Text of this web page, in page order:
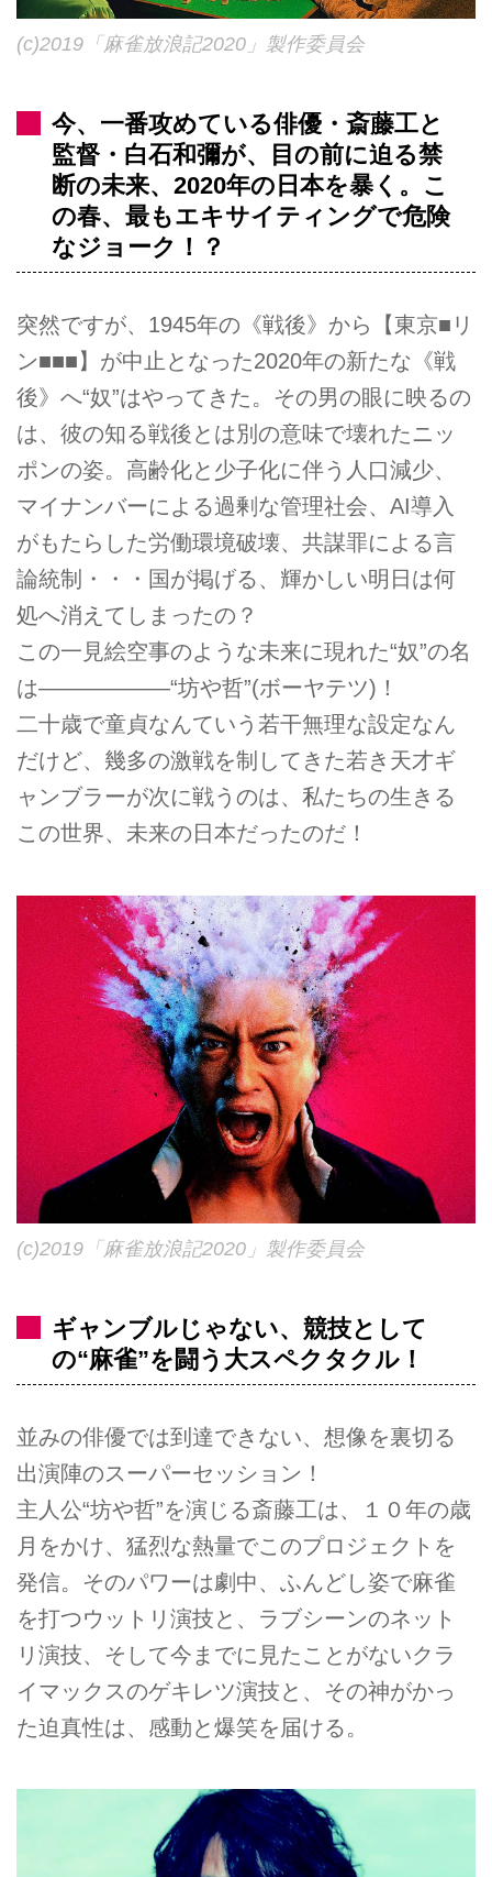
(c)2019「麻雀放浪記2020」製作委員会
今、一番攻めている俳優・斎藤工と
監督・白石和彌が、目の前に迫る禁
断の未来、2020年の日本を暴く。こ
の春、最もエキサイティングで危険
なジョーク！？
突然ですが、1945年の《戦後》から【東京■リ
ン■■■】が中止となった2020年の新たな《戦
後》へ“奴”はやってきた。その男の眼に映るの
は、彼の知る戦後とは別の意味で壊れたニッ
ポンの姿。高齢化と少子化に伴う人口減少、
マイナンバーによる過剰な管理社会、AI導入
がもたらした労働環境破壊、共謀罪による言
論統制・・・国が掲げる、輝かしい明日は何
処へ消えてしまったの？
この一見絵空事のような未来に現れた“奴”の名
は——————“坊や哲”(ボーヤテツ)！
二十歳で童貞なんていう若干無理な設定なん
だけど、幾多の激戦を制してきた若き天才ギ
ャンブラーが次に戦うのは、私たちの生きる
この世界、未来の日本だったのだ！
(c)2019「麻雀放浪記2020」製作委員会
ギャンブルじゃない、競技として
の“麻雀”を闘う大スペクタクル！
並みの俳優では到達できない、想像を裏切る
出演陣のスーパーセッション！
主人公“坊や哲”を演じる斎藤工は、１０年の歳
月をかけ、猛烈な熱量でこのプロジェクトを
発信。そのパワーは劇中、ふんどし姿で麻雀
を打つウットリ演技と、ラブシーンのネット
リ演技、そして今までに見たことがないクラ
イマックスのゲキレツ演技と、その神がかっ
た迫真性は、感動と爆笑を届ける。